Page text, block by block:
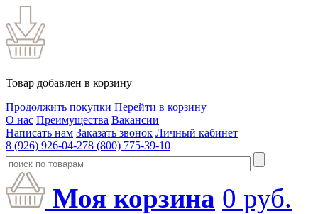
Товар добавлен в корзину
Продолжить покупки Перейти в корзину
О нас Преимущества Вакансии
Написать нам Заказать звонок Личный кабинет
8 (926) 926-04-278 (800) 775-39-10
Моя корзина 0 руб.